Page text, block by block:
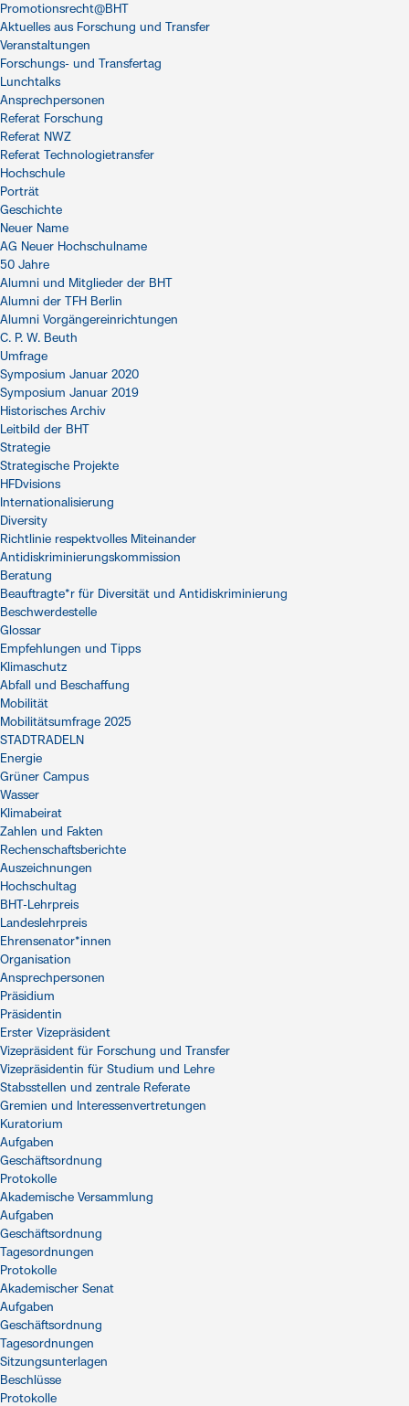
Promotionsrecht@BHT
Aktuelles aus Forschung und Transfer
Veranstaltungen
Forschungs- und Transfertag
Lunchtalks
Ansprechpersonen
Referat Forschung
Referat NWZ
Referat Technologietransfer
Hochschule
Porträt
Geschichte
Neuer Name
AG Neuer Hochschulname
50 Jahre
Alumni und Mitglieder der BHT
Alumni der TFH Berlin
Alumni Vorgängereinrichtungen
C. P. W. Beuth
Umfrage
Symposium Januar 2020
Symposium Januar 2019
Historisches Archiv
Leitbild der BHT
Strategie
Strategische Projekte
HFDvisions
Internationalisierung
Diversity
Richtlinie respektvolles Miteinander
Antidiskriminierungskommission
Beratung
Beauftragte*r für Diversität und Antidiskriminierung
Beschwerdestelle
Glossar
Empfehlungen und Tipps
Klimaschutz
Abfall und Beschaffung
Mobilität
Mobilitätsumfrage 2025
STADTRADELN
Energie
Grüner Campus
Wasser
Klimabeirat
Zahlen und Fakten
Rechenschaftsberichte
Auszeichnungen
Hochschultag
BHT-Lehrpreis
Landeslehrpreis
Ehrensenator*innen
Organisation
Ansprechpersonen
Präsidium
Präsidentin
Erster Vizepräsident
Vizepräsident für Forschung und Transfer
Vizepräsidentin für Studium und Lehre
Stabsstellen und zentrale Referate
Gremien und Interessenvertretungen
Kuratorium
Aufgaben
Geschäftsordnung
Protokolle
Akademische Versammlung
Aufgaben
Geschäftsordnung
Tagesordnungen
Protokolle
Akademischer Senat
Aufgaben
Geschäftsordnung
Tagesordnungen
Sitzungsunterlagen
Beschlüsse
Protokolle